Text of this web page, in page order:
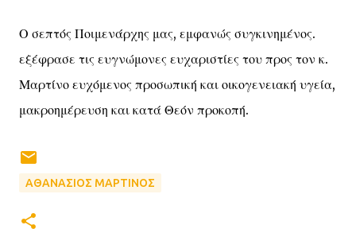
Ο σεπτός Ποιμενάρχης μας, εμφανώς συγκινημένος.
εξέφρασε τις ευγνώμονες ευχαριστίες του προς τον κ.
Μαρτίνο ευχόμενος προσωπική και οικογενειακή υγεία,
μακροημέρευση και κατά Θεόν προκοπή.
ΑΘΑΝΑΣΙΟΣ ΜΑΡΤΙΝΟΣ